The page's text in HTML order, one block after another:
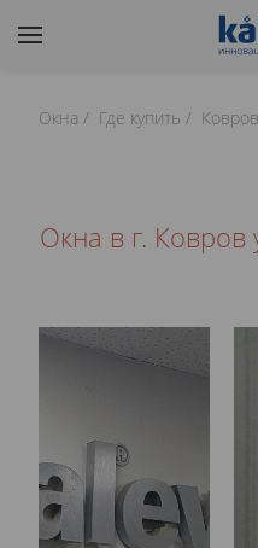
Окна Где купить Ковров
Окна в г.